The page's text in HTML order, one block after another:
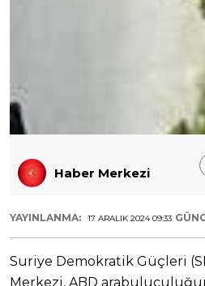
Haber Merkezi
YAYINLANMA: 17 ARALIK 2024 09:33
Suriye Demokratik Güçleri
Merkezi, ABD